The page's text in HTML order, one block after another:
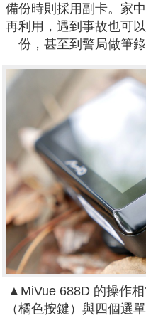
備份時則採用副卡。 家
再利用，遇到事故也可
份，甚至到警局做筆
▲ MiVue 688D 的操作
（橘色按鍵）與四個選